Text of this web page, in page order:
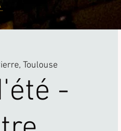
Toulouse
-